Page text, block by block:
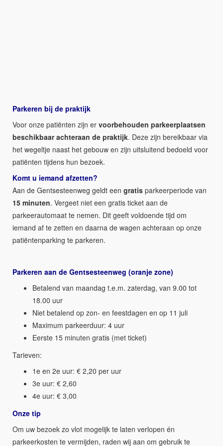
Parkeren bij de praktijk
Voor onze patiënten zijn er voorbehouden parkeerplaatsen
beschikbaar achteraan de praktijk. Deze zijn bereikbaar via
het wegeltje naast het gebouw en zijn uitsluitend bedoeld voor
patiënten tijdens hun bezoek.
Komt u iemand afzetten?
Aan de Gentsesteenweg geldt een gratis parkeerperiode van
15 minuten. Vergeet niet een gratis ticket aan de
parkeerautomaat te nemen. Dit geeft voldoende tijd om
iemand af te zetten en daarna de wagen achteraan op onze
patiëntenparking te parkeren.
Parkeren aan de Gentsesteenweg (oranje zone)
Betalend van maandag t.e.m. zaterdag, van 9.00 tot
18.00 uur
Niet betalend op zon- en feestdagen en op 11 juli
Maximum parkeerduur: 4 uur
Eerste 15 minuten gratis (met ticket)
Tarieven:
1e en 2e uur: € 2,20 per uur
3e uur: € 2,60
4e uur: € 3,00
Onze tip
Om uw bezoek zo vlot mogelijk te laten verlopen én
parkeerkosten te vermijden, raden wij aan om gebruik te